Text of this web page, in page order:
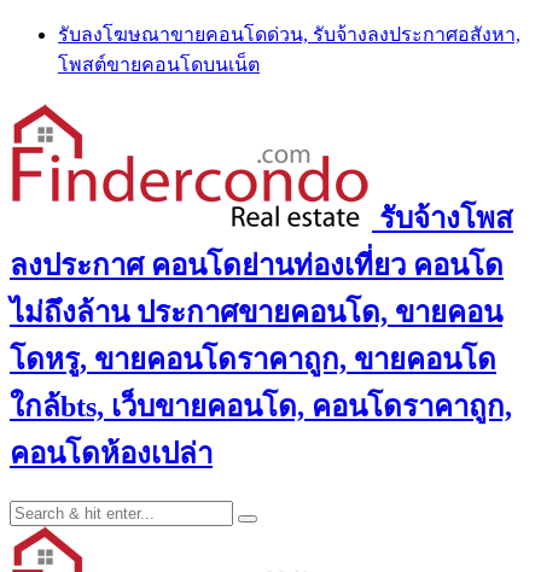
Skip
content
รับลงโฆษณาขายคอนโดด่วน, รับจ้างลงประกาศอสังหา,
โพสต์ขายคอนโดบนเน็ต
รับจ้างโพส
ลงประกาศ คอนโดย่านท่องเที่ยว คอนโด
ไม่ถึงล้าน ประกาศขายคอนโด, ขายคอน
โดหรู, ขายคอนโดราคาถูก, ขายคอนโด
ใกล้bts, เว็บขายคอนโด, คอนโดราคาถูก,
คอนโดห้องเปล่า